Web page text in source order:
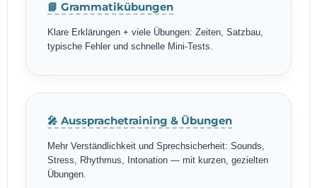
📘 Grammatikübungen
Klare Erklärungen + viele Übungen: Zeiten, Satzbau,
typische Fehler und schnelle Mini-Tests.
🎤 Aussprachetraining & Übungen
Mehr Verständlichkeit und Sprechsicherheit: Sounds,
Stress, Rhythmus, Intonation — mit kurzen, gezielten
Übungen.